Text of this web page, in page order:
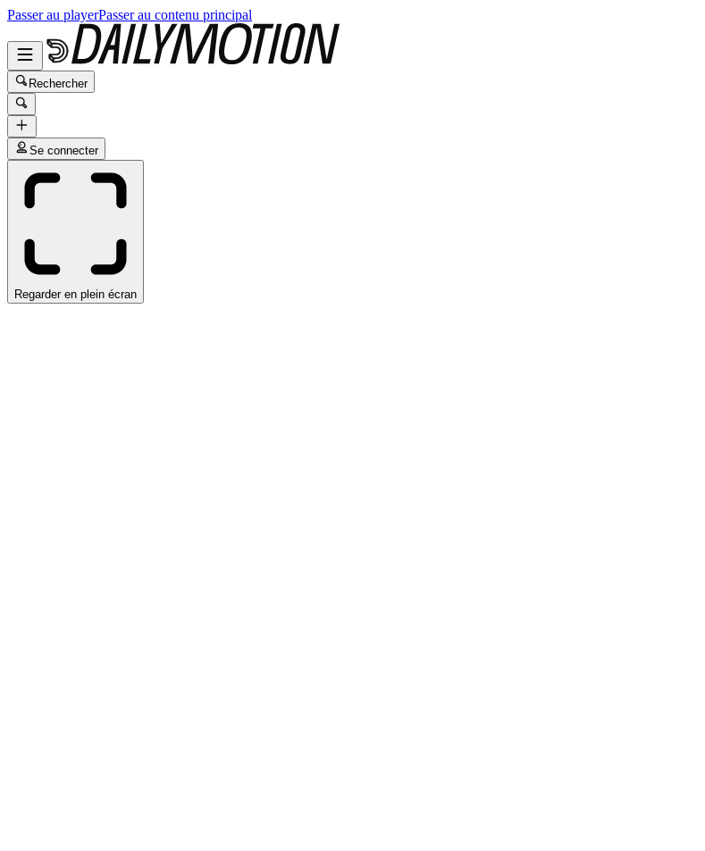
Passer au playerPasser au contenu principal
Rechercher
Se connecter
Regarder en plein écran